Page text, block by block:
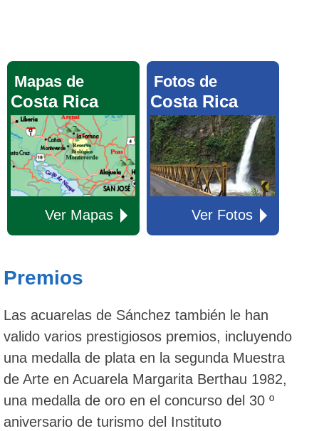
Mapas de
Costa Rica
Ver Mapas
Fotos de
Costa Rica
Ver Fotos
Premios
Las acuarelas de Sánchez también le han
valido varios prestigiosos premios, incluyendo
una medalla de plata en la segunda Muestra
de Arte en Acuarela Margarita Berthau 1982,
una medalla de oro en el concurso del 30 º
aniversario de turismo del Instituto